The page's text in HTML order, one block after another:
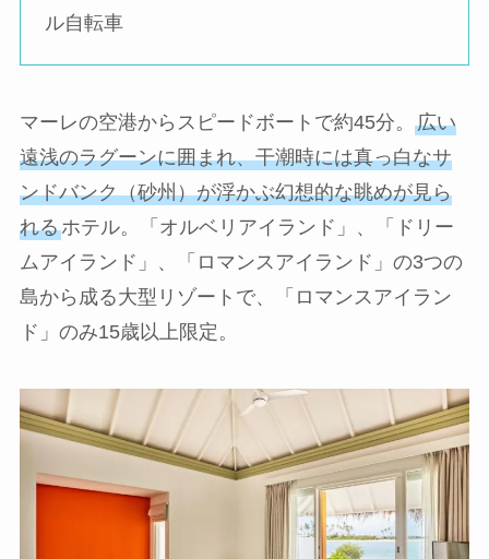
ル自転車
マーレの空港からスピードボートで約45分。 広い
遠浅のラグーンに囲まれ、干潮時には真っ白なサ
ンドバンク（砂州）が浮かぶ幻想的な眺めが見ら
れるホテル。「オルベリアイランド」、「ドリー
ムアイランド」、「ロマンスアイランド」の3つの
島から成る大型リゾートで、「ロマンスアイラン
ド」のみ15歳以上限定。